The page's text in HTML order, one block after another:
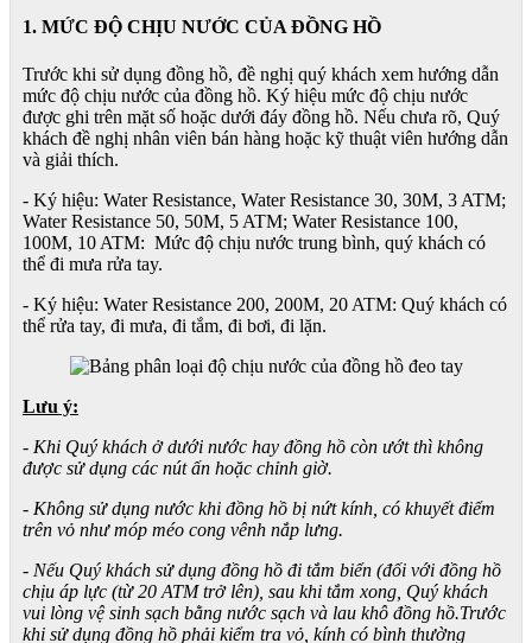
1. MỨC ĐỘ CHỊU NƯỚC CỦA ĐỒNG HỒ
Trước khi sử dụng đồng hồ, đề nghị quý khách xem hướng dẫn
mức độ chịu nước của đồng hồ. Ký hiệu mức độ chịu nước
được ghi trên mặt số hoặc dưới đáy đồng hồ. Nếu chưa rõ, Quý
khách đề nghị nhân viên bán hàng hoặc kỹ thuật viên hướng dẫn
và giải thích.
- Ký hiệu: Water Resistance, Water Resistance 30, 30M, 3 ATM;
Water Resistance 50, 50M, 5 ATM; Water Resistance 100,
100M, 10 ATM: Mức độ chịu nước trung bình, quý khách có
thể đi mưa rửa tay.
- Ký hiệu: Water Resistance 200, 200M, 20 ATM: Quý khách có
thể rửa tay, đi mưa, đi tắm, đi bơi, đi lặn.
Lưu ý:
- Khi Quý khách ở dưới nước hay đồng hồ còn ướt thì không
được sử dụng các nút ấn hoặc chỉnh giờ.
- Không sử dụng nước khi đồng hồ bị nứt kính, có khuyết điểm
trên vỏ như móp méo cong vênh nắp lưng.
- Nếu Quý khách sử dụng đồng hồ đi tắm biển (đối với đồng hồ
chịu áp lực (từ 20 ATM trở lên), sau khi tắm xong, Quý khách
vui lòng vệ sinh sạch bằng nước sạch và lau khô đồng hồ.Trước
khi sử dụng đồng hồ phải kiểm tra vỏ, kính có bình thường